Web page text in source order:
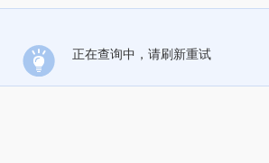
正在查询中，请刷新重试